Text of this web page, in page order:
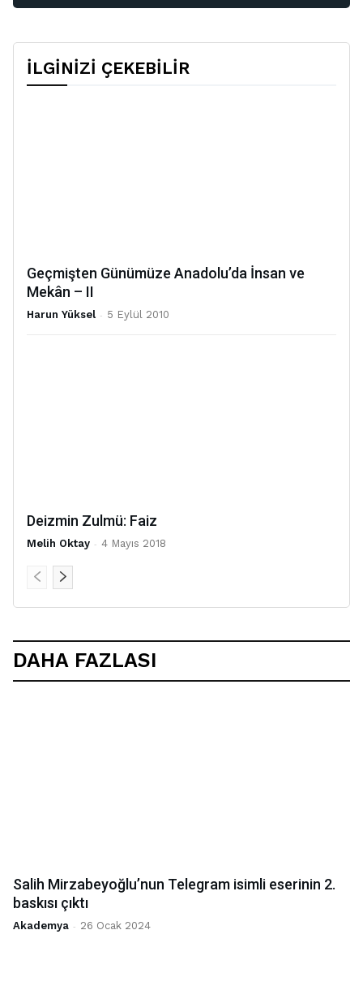
İLGİNİZİ ÇEKEBİLİR
Geçmişten Günümüze Anadolu’da İnsan ve
Mekân – II
Harun Yüksel - 5 Eylül 2010
Deizmin Zulmü: Faiz
Melih Oktay - 4 Mayıs 2018
DAHA FAZLASI
Salih Mirzabeyoğlu’nun Telegram isimli eserinin 2.
baskısı çıktı
Akademya - 26 Ocak 2024